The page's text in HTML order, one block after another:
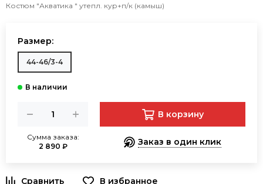
Костюм "Акватика " утепл. кур+п/к (камыш)
Размер:
44-46/3-4
Сумма заказа:
2 890 ₽
В корзину
Заказ в один клик
В избранное